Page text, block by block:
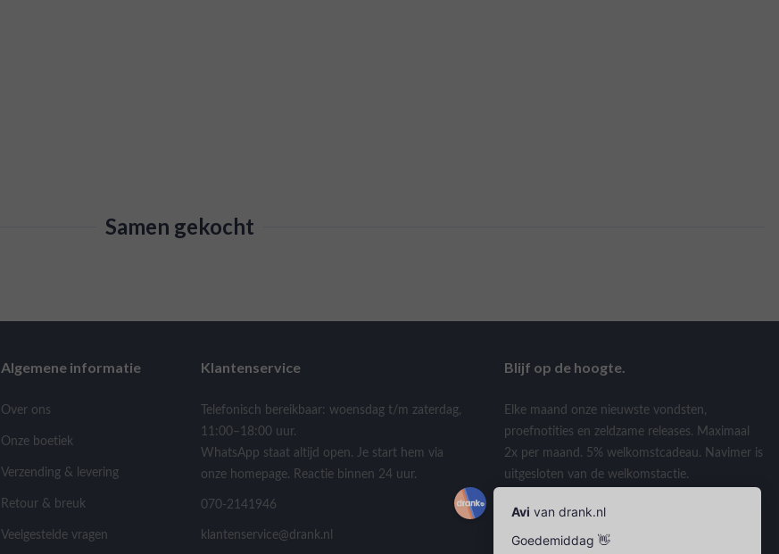
Samen gekocht
Algemene informatie
Over ons
Onze boetiek
Verzending & levering
Retour & breuk
Veelgestelde vragen
Klantenservice
Telefonisch bereikbaar: woensdag t/m zaterdag,
11:00–18:00 uur.
WhatsApp staat altijd open. Je start hem via
onze homepage. Reactie binnen 24 uur.
070-2141946
klantenservice@drank.nl
Blijf op de hoogte.
Elke maand onze nieuwste vondsten,
proefnotities en zeldzame releases. Maximaal
2x per maand. 5% welkomstcadeau. Navimer is
uitgesloten van de welkomstactie.